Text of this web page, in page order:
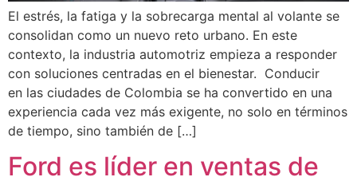
El estrés, la fatiga y la sobrecarga mental al volante se
consolidan como un nuevo reto urbano. En este
contexto, la industria automotriz empieza a responder
con soluciones centradas en el bienestar. Conducir
en las ciudades de Colombia se ha convertido en una
experiencia cada vez más exigente, no solo en términos
de tiempo, sino también de […]
Ford es líder en ventas de